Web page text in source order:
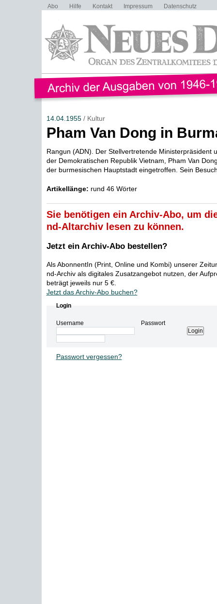
Abo Hilfe Kontakt Impressum Datenschutz
14.04.1955/ Kultur
Pham Van Dong in
Rangun (ADN). Der Stellvertretende Ministerpräsident
der Demokratischen Republik Vietnam, Pham Van
der burmesischen Hauptstadt eingetroffen. Sein
Artikellänge: rund 46 Wörter
Sie benötigen ein Archiv-Abo, um
nd-Altarchiv lesen zu können.
Jetzt ein Archiv-Abo bestellen?
Als AbonnentIn (Print, Online und Kombi) unserer
nd-Archiv als digitales Zusatzangebot nutzen, der
beträgt jeweils nur 5 €.
Jetzt das Archiv-Abo buchen?
Login
Username Passwort
Passwort vergessen?